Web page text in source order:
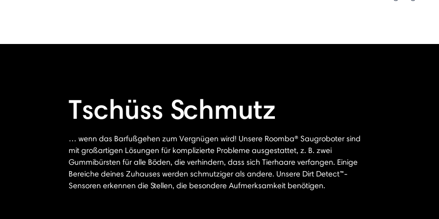
Tschüss Schmutz
… wenn das Barfußgehen zum Vergnügen wird! Unsere Roomba® Saugroboter sind
mit großartigen Lösungen für komplizierte Probleme ausgestattet, z. B. zwei
Gummibürsten für alle Böden, die verhindern, dass sich Tierhaare verfangen. Einige
Bereiche deines Zuhauses werden schmutziger als andere. Unsere Dirt Detect™-
Sensoren erkennen die Stellen, die besondere Aufmerksamkeit benötigen.